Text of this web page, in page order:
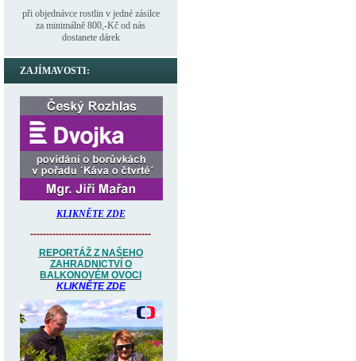
při objednávce rostlin v jedné zásilce
za minimálně 800,-Kč od nás
dostanete dárek
ZAJÍMAVOSTI:
KLIKNĚTE ZDE
--------------------------------------
REPORTÁŽ Z NAŠEHO
ZAHRADNICTVÍ O
BALKONOVÉM OVOCI
KLIKNĚTE ZDE